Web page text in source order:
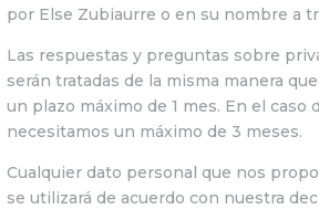
por Else Zubiaurre o en su nombre a
Las respuestas y preguntas sobre
serán tratadas de la misma manera
un plazo máximo de 1 mes. En el
necesitamos un máximo de 3 meses.
Cualquier dato personal que nos
se utilizará de acuerdo con nuestra